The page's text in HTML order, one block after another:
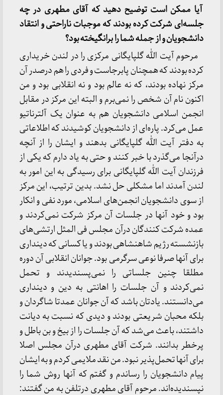
آیا ممکن است توضیح دهید که آقای مطهری در چه
جلسه‌ای شرکت کرده بودند که موجبات ناراحتی و انتقاد
دانشجویان و از جمله شما را برانگیخته بود؟
مرحوم آیت الله گلپایگانی مرکزی را در لندن خریداری
کرده بودند که همچنان پابرجاست و فردی را هم درصدر آن
مرکز نهاده بودند، که نه عالم بود و نه انقلابی بود و من
اکنون نام آن شخص را نمی‌برم و البته این مرکز در مقابل
انجمن اسلامی دانشجویان هم به عنوان یک آلترناتیو
عمل می‌کرد. پاره‌ای از دانشجویان کوشیدند که اطلاعاتی
به دفتر آیت الله گلپایگانی بدهند و ایشان را از آنچه
درآنجا می‌گذرد با خبر کنند و حتی به یاد دارم که یکی از
فرزندان آیت الله گلپایگانی برای رسیدگی به این امور به
لندن آمدند اما مشکلی حل نشد. بدین ترتیب، این مرکز
از سوی دانشجویان انجمن‌های اسلامی، مورد نفی و انکار
بود و خود آنها در جلسات آن مرکز شرکت نمی‌کردند و
عمده شرکت کنندگان درآن مجلس فی المثل ارتشی‌های
بازنشسته رژیم شاهنشاهی بودند و یا کسانی که دینداری
برای آنها صرفا نوعی سرگرمی بود. جوانان انقلابی آن دوره
مطلقا چنین جلساتی را نمی‌پسندیدند و تحمل
نمی‌کردند و آن جلسات را اهانتی به دین و دینداری
می‌دانستند. یادتان باشد که آن جوانان عمدتا شاگردان و
بلکه محبان شریعتی بودند و دیدی که نسبت به دیانت
داشتند، باعث می‌شد که آن جلسات را از بیخ و بن باطل و
پرخطر بدانند. شرکت آقای مطهری درآن مجلس اصلا
برای آنها تحمل‌پذیر نبود. من نقد ملایمی کردم و به ایشان
پیام دانشجویان را رساندم و گفتم که آنها روش شما را
نپسندیده‌اند. مرحوم آقای مطهری درتلفن به من گفتند: